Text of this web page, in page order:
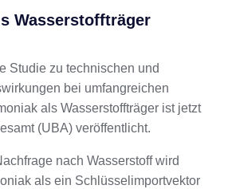
Wasserstoffträger
Studie zu technischen und
bei umfangreichen
als Wasserstoffträger ist jetzt
(UBA) veröffentlicht.
nach Wasserstoff wird
als ein Schlüsselimportvektor